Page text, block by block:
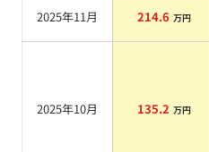
2025年11月 214.6 万円
2025年10月 135.2 万円